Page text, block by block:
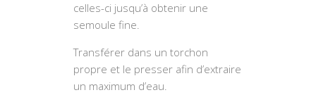
celles-ci jusqu’à obtenir une
semoule fine.
Transférer dans un torchon
propre et le presser afin d’extraire
un maximum d’eau.